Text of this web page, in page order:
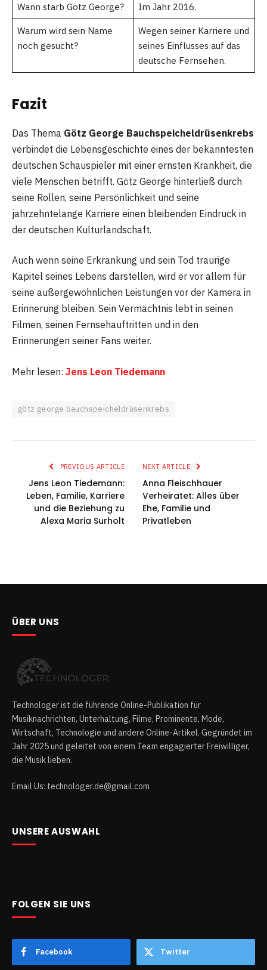
Wann starb Götz George? Im Jahr 2016.
Warum wird sein Name
noch gesucht?
Wegen seiner Karriere und
seines Einflusses auf das
deutsche Fernsehen.
Fazit
Das Thema Götz George Bauchspeicheldrüsenkrebs
verbindet die Lebensgeschichte eines der bekanntesten
deutschen Schauspieler mit einer ernsten Krankheit, die
viele Menschen betrifft. Götz George hinterließ durch
seine Rollen, seine Persönlichkeit und seine
jahrzehntelange Karriere einen bleibenden Eindruck in
der deutschen Kulturlandschaft.
Auch wenn seine Erkrankung und sein Tod traurige
Kapitel seines Lebens darstellen, wird er vor allem für
seine außergewöhnlichen Leistungen vor der Kamera in
Erinnerung bleiben. Sein Vermächtnis lebt in seinen
Filmen, seinen Fernsehauftritten und in den
Erinnerungen seiner Fans weiter.
Mehr lesen: Jens Leon Tiedemann
götz george bauchspeicheldrüsenkrebs
PREVIOUS ARTICLE
Jens Leon Tiedemann:
Leben, Familie, Karriere
und die Beziehung zu
Alexa Maria Surholt
NEXT ARTICLE
Anna Fleischhauer
Verheiratet: Alles über
Ehe, Familie und
Privatleben
ÜBER UNS
Technologer ist die führende Online-Publikation für
Musiknachrichten, Unterhaltung, Filme, Prominente, Mode,
Wirtschaft, Technologie und andere Online-Artikel. Gegründet im
Jahr 2025 und geleitet von einem Team engagierter Freiwilliger,
die Musik lieben.
Email Us: technologer.de@gmail.com
UNSERE AUSWAHL
FOLGEN SIE UNS
Facebook Twitter